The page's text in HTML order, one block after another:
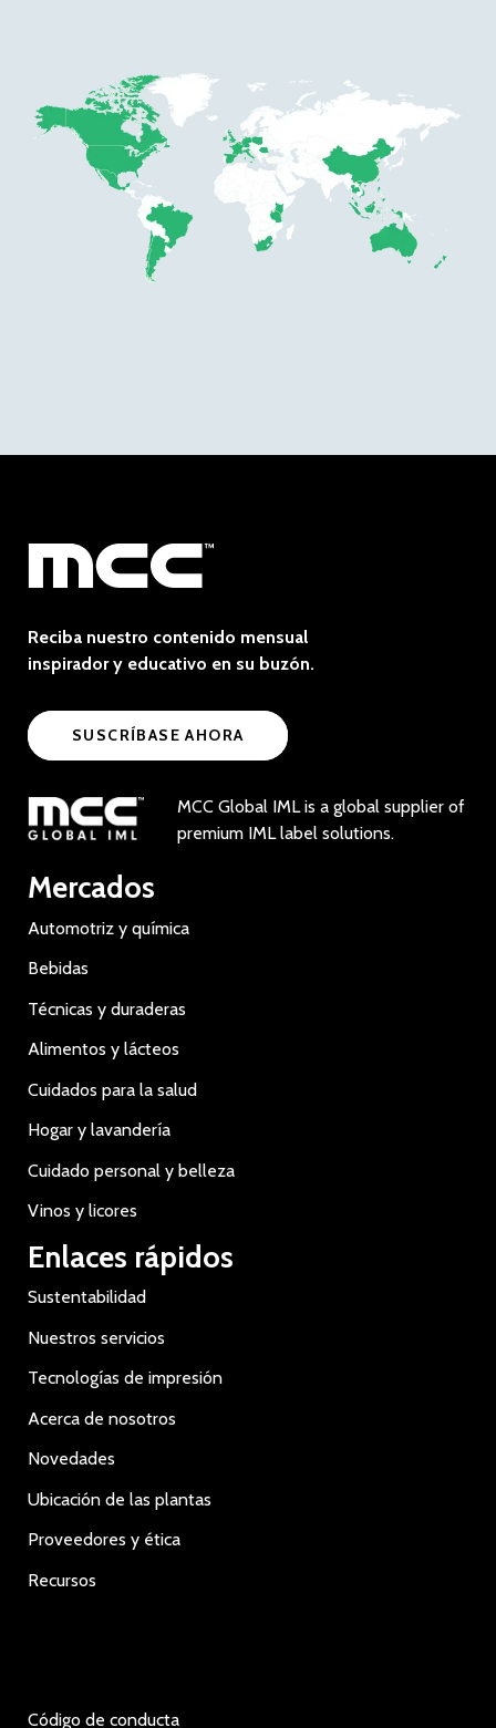
Reciba nuestro contenido mensual
inspirador y educativo en su buzón.
SUSCRÍBASE AHORA
MCC Global IML is a global supplier of
premium IML label solutions.
Mercados
Automotriz y química
Bebidas
Técnicas y duraderas
Alimentos y lácteos
Cuidados para la salud
Hogar y lavandería
Cuidado personal y belleza
Vinos y licores
Enlaces rápidos
Sustentabilidad
Nuestros servicios
Tecnologías de impresión
Acerca de nosotros
Novedades
Ubicación de las plantas
Proveedores y ética
Recursos
Código de conducta